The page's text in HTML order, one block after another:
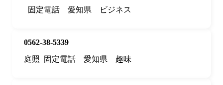
固定電話
愛知県 ビジネス
0562-38-5339
庭照
固定電話 愛知県 趣味